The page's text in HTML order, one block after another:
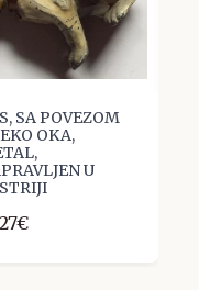
SA POVEZOM
OKA,
U